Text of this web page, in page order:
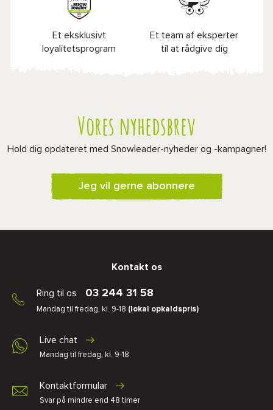
Et eksklusivt
loyalitetsprogram
Et team af eksperter
til at rådgive dig
Vores nyhedsbrev
Hold dig opdateret med Snowleader-nyheder og -kampagner!
Jeg vil gerne abonnere
Kontakt os
Ring til os 03 244 31 58
Mandag til fredag, kl. 9-18 (lokal opkaldspris)
Live chat
Mandag til fredag, kl. 9-18
Kontaktformular
Svar på mindre end 48 timer